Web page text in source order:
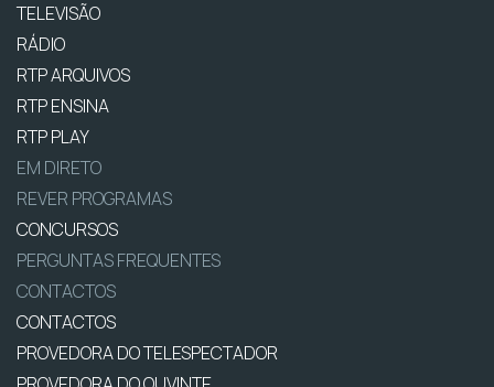
TELEVISÃO
RÁDIO
RTP ARQUIVOS
RTP ENSINA
RTP PLAY
EM DIRETO
REVER PROGRAMAS
CONCURSOS
PERGUNTAS FREQUENTES
CONTACTOS
CONTACTOS
PROVEDORA DO TELESPECTADOR